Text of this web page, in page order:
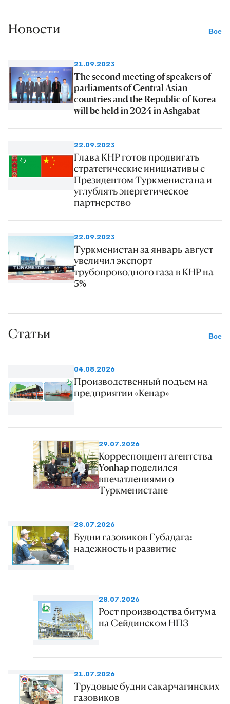
Новости Все
21.09.2023
The second meeting of speakers of
parliaments of Central Asian
countries and the Republic of Korea
will be held in 2024 in Ashgabat
22.09.2023
Глава КНР готов продвигать
стратегические инициативы с
Президентом Туркменистана и
углублять энергетическое
партнерство
22.09.2023
Туркменистан за январь-август
увеличил экспорт
трубопроводного газа в КНР на
5%
Статьи Все
04.08.2026
Производственный подъем на
предприятии «Кенар»
29.07.2026
Корреспондент агентства
Yonhap поделился
впечатлениями о
Туркменистане
28.07.2026
Будни газовиков Губадага:
надежность и развитие
28.07.2026
Рост производства битума
на Сейдинском НПЗ
21.07.2026
Трудовые будни сакарчагинских
газовиков